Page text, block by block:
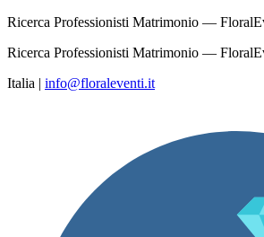
Ricerca Professionisti Matrimonio —
Ricerca Professionisti Matrimonio —
Italia | info@floraleventi.it